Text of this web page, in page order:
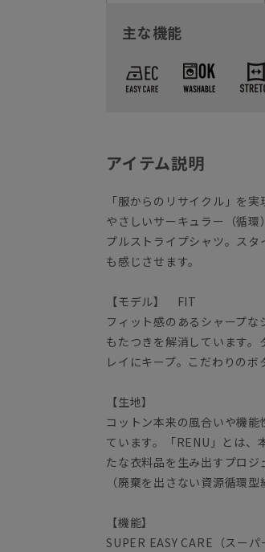
主な機能
アイテム説明
「服からのリサイクル」を
やさしいサーキュラー（循
プルストライプシャツ。ス
も感じさせます。
【モデル】 FIT
フィット感のあるシャープ
もたつきを解消しています
レイにキープ。こだわりのボ
【生地】
コットン本来の風合いや機
ています。「RENU」とは、
たな衣料品を生み出すプロ
（廃棄を出さない資源循環
【機能】
SUPER EASY CARE（スー